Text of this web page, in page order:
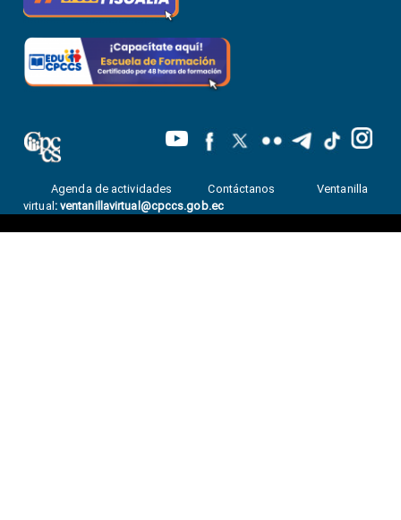
Agenda de actividades Contáctanos
Ventanilla
virtual : ventanillavirtual@cpccs.gob.ec